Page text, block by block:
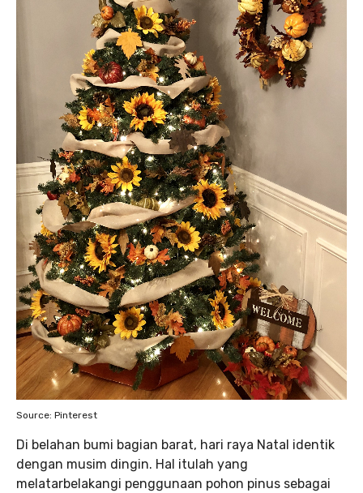
Source: Pinterest
Di belahan bumi bagian barat, hari raya Natal identik
dengan musim dingin. Hal itulah yang
melatarbelakangi penggunaan pohon pinus sebagai